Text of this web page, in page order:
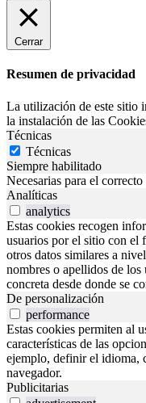
Cerrar
Resumen de privacidad
La utilización de este sitio
la instalación de las
Técnicas
Técnicas
Siempre habilitado
Necesarias para el
Analíticas
analytics
Estas cookies recogen
usuarios por el sitio con el
otros datos similares a
nombres o apellidos de
concreta desde donde se
De personalización
performance
Estas cookies permiten al
características de las
ejemplo, definir el idioma,
navegador.
Publicitarias